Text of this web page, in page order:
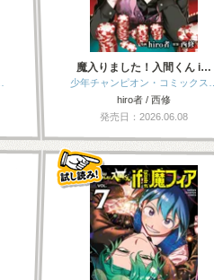
魔入りました！入間くん i…
少年チャンピオン・コミックス…
hiro者 / 西修
発売日：2026.06.08